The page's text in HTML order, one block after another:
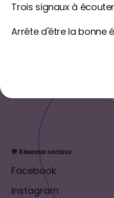
💬 Réseaux sociaux
Facebook
Instagram